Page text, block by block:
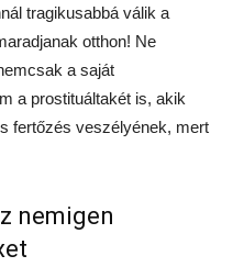
tragikusabbá válik a
otthon! Ne
a saját
a prostituáltakét is, akik
fertőzés veszélyének, mert
nemigen